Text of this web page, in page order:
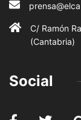
C/ Ramón
(Cantabria)
Social